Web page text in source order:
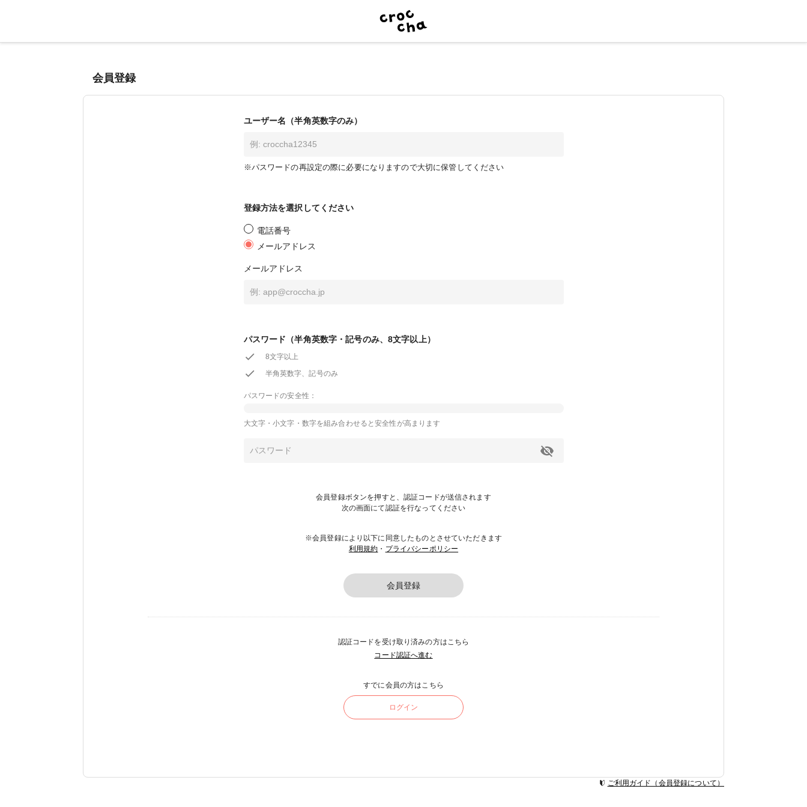
会員登録
ユーザー名（半角英数字のみ）
※パスワードの再設定の際に必要になりますので大切に保管してください
登録方法を選択してください
電話番号
メールアドレス
メールアドレス
パスワード（半角英数字・記号のみ、8文字以上）
8文字以上
半角英数字、記号のみ
パスワードの安全性：
大文字・小文字・数字を組み合わせると安全性が高まります
会員登録ボタンを押すと、認証コードが送信されます
次の画面にて認証を行なってください
※会員登録により以下に同意したものとさせていただきます
利用規約 ・ プライバシーポリシー
会員登録
認証コードを受け取り済みの方はこちら
コード認証へ進む
すでに会員の方はこちら
ログイン
ご利用ガイド（会員登録について）